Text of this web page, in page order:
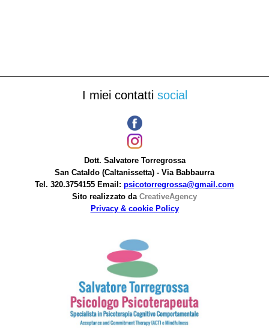
I miei contatti social
Dott. Salvatore Torregrossa
San Cataldo (Caltanissetta) - Via Babbaurra
Tel. 320.3754155 Email: psicotorregrossa@gmail.com
Sito realizzato da CreativeAgency
Privacy & cookie Policy